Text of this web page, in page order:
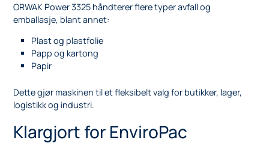
ORWAK Power 3325 håndterer flere typer avfall og
emballasje, blant annet:
Plast og plastfolie
Papp og kartong
Papir
Dette gjør maskinen til et fleksibelt valg for butikker, lager,
logistikk og industri.
Klargjort for EnviroPac